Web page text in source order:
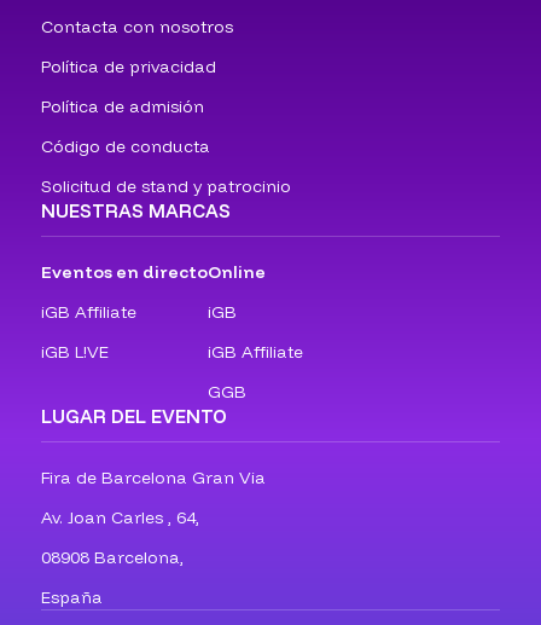
Contacta con nosotros
Política de privacidad
Política de admisión
Código de conducta
Solicitud de stand y patrocinio
NUESTRAS MARCAS
Eventos en directo
iGB Affiliate
iGB L!VE
Online
iGB
iGB Affiliate
GGB
LUGAR DEL EVENTO
Fira de Barcelona Gran Via
Av. Joan Carles , 64,
08908 Barcelona,
España